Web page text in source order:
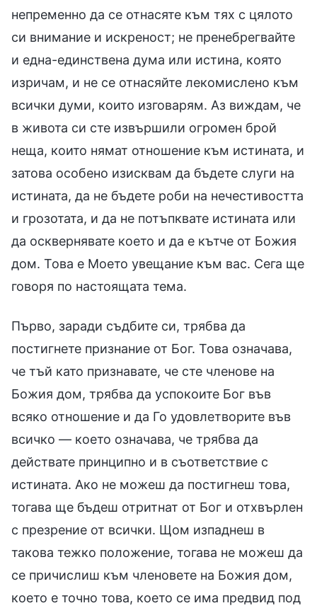
непременно да се отнасяте към тях с цялото
си внимание и искреност; не пренебрегвайте
и една-единствена дума или истина, която
изричам, и не се отнасяйте лекомислено към
всички думи, които изговарям. Аз виждам, че
в живота си сте извършили огромен брой
неща, които нямат отношение към истината, и
затова особено изисквам да бъдете слуги на
истината, да не бъдете роби на нечестивостта
и грозотата, и да не потъпквате истината или
да осквернявате което и да е кътче от Божия
дом. Това е Моето увещание към вас. Сега ще
говоря по настоящата тема.
Първо, заради съдбите си, трябва да
постигнете признание от Бог. Това означава,
че тъй като признавате, че сте членове на
Божия дом, трябва да успокоите Бог във
всяко отношение и да Го удовлетворите във
всичко — което означава, че трябва да
действате принципно и в съответствие с
истината. Ако не можеш да постигнеш това,
тогава ще бъдеш отритнат от Бог и отхвърлен
с презрение от всички. Щом изпаднеш в
такова тежко положение, тогава не можеш да
се причислиш към членовете на Божия дом,
което е точно това, което се има предвид под